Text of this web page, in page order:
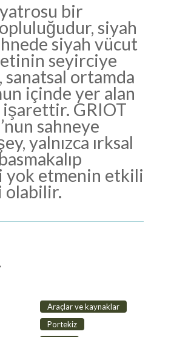
bir
siyah
siyah vücut
seyirciye
sanatsal ortamda
içinde yer alan
GRIOT
sahneye
yalnızca ırksal
yok etmenin etkili
olabilir.
Araçlar ve kaynaklar
Portekiz